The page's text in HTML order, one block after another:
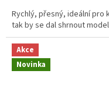
Rychlý, přesný, ideální
tak by se dal shrnout
Akce
Novinka